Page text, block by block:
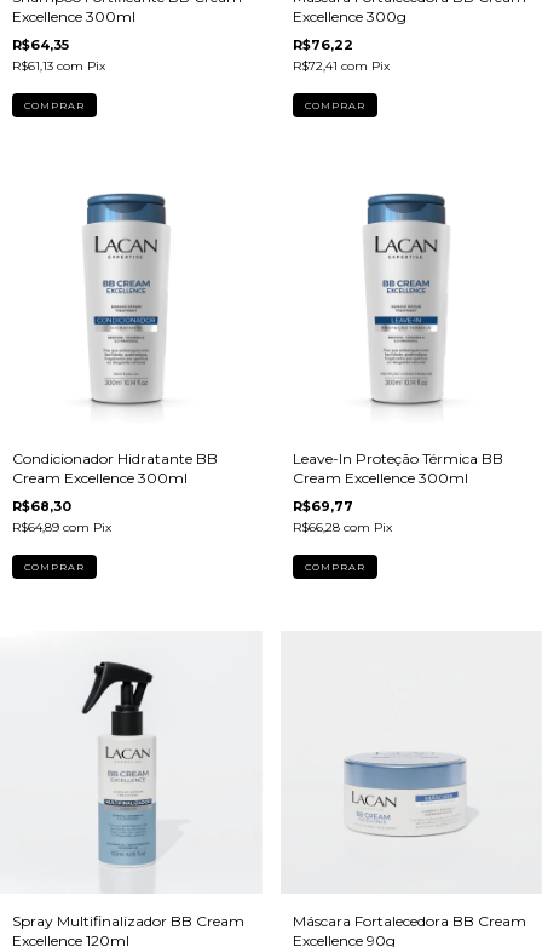
Excellence 300ml
R$64,35
R$61,13 com Pix
Excellence 300g
R$76,22
R$72,41 com Pix
Condicionador Hidratante BB
Cream Excellence 300ml
R$68,30
R$64,89 com Pix
Leave-In Proteção Térmica BB
Cream Excellence 300ml
R$69,77
R$66,28 com Pix
Spray Multifinalizador BB Cream
Excellence 120ml
Máscara Fortalecedora BB Cream
Excellence 90g